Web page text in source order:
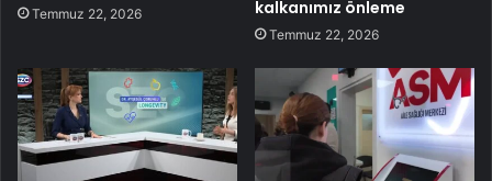
Temmuz 22, 2026 kalkanımız önleme
Temmuz 22, 2026